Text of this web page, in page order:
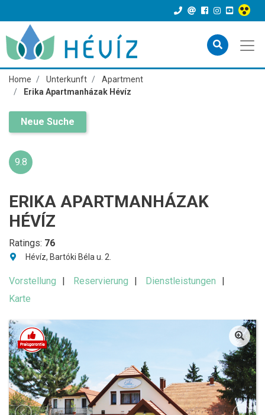
Home Unterkunft
Apartment
Erika Apartmanházak Hévíz
Neue Suche
9.8
ERIKA APARTMANHÁZAK
HÉVÍZ
Ratings: 76
Hévíz, Bartóki Béla u. 2.
Vorstellung Reservierung
Dienstleistungen
Karte